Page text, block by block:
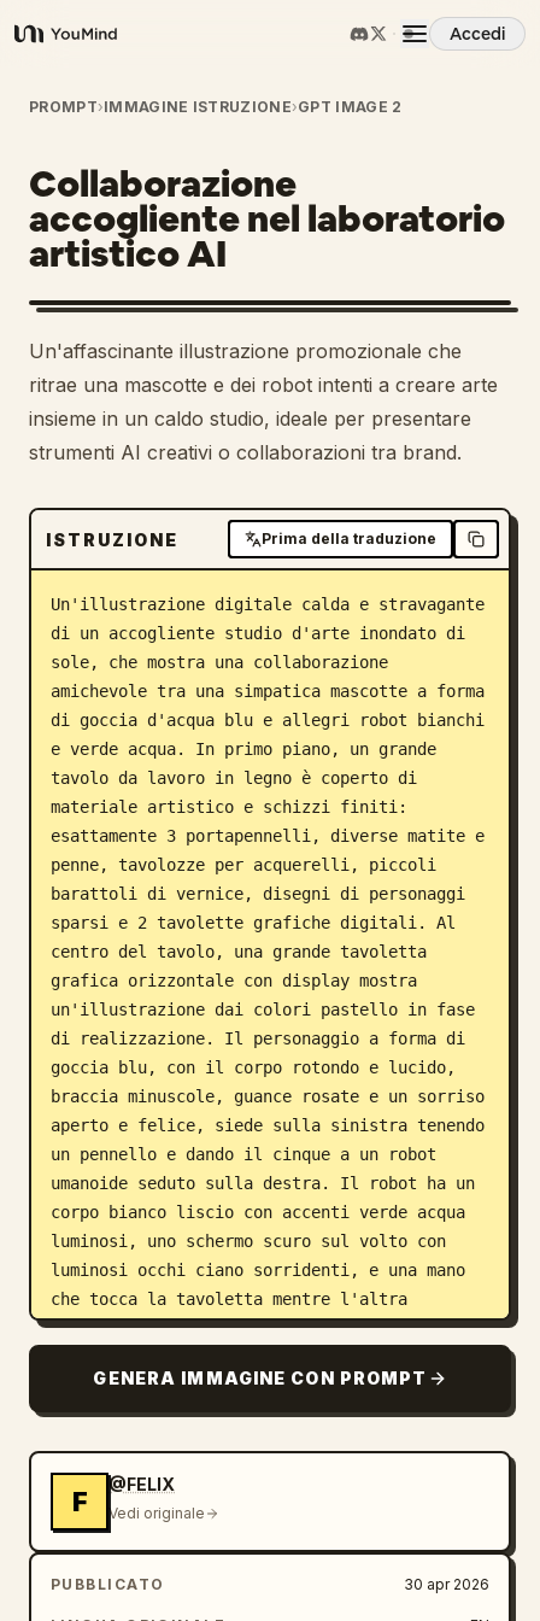
YouMind
Accedi
Panoramica
Casi d'uso
Abilità
Prompt
Prezzi
Blog
Aggiornamenti
PROMPT›IMMAGINE ISTRUZIONE›GPT IMAGE 2
Collaborazione
accogliente nel laboratorio
artistico AI
Un'affascinante illustrazione promozionale che
ritrae una mascotte e dei robot intenti a creare arte
insieme in un caldo studio, ideale per presentare
strumenti AI creativi o collaborazioni tra brand.
ISTRUZIONE Prima della traduzione
Un'illustrazione digitale calda e stravagante
di un accogliente studio d'arte inondato di
sole, che mostra una collaborazione
amichevole tra una simpatica mascotte a forma
di goccia d'acqua blu e allegri robot bianchi
e verde acqua. In primo piano, un grande
tavolo da lavoro in legno è coperto di
materiale artistico e schizzi finiti:
esattamente 3 portapennelli, diverse matite e
penne, tavolozze per acquerelli, piccoli
barattoli di vernice, disegni di personaggi
sparsi e 2 tavolette grafiche digitali. Al
centro del tavolo, una grande tavoletta
grafica orizzontale con display mostra
un'illustrazione dai colori pastello in fase
di realizzazione. Il personaggio a forma di
goccia blu, con il corpo rotondo e lucido,
braccia minuscole, guance rosate e un sorriso
aperto e felice, siede sulla sinistra tenendo
un pennello e dando il cinque a un robot
umanoide seduto sulla destra. Il robot ha un
corpo bianco liscio con accenti verde acqua
luminosi, uno schermo scuro sul volto con
luminosi occhi ciano sorridenti, e una mano
che tocca la tavoletta mentre l'altra
incontra quella della mascotte, con piccole
cinque. A metà campo sulla destra, si vedono
esattamente altri 2 robot: uno seduto accanto
visibile nell'angolo in basso a destra mentre
disegna su carta. L'artista umano è visto di
spalle, con i capelli raccolti in uno
chignon, seduto a una scrivania vicino alla
finestra mentre lavora su un tablet. Lo
GENERA IMMAGINE CON PROMPT
F
@FELIX
Vedi originale
PUBBLICATO 30 apr 2026